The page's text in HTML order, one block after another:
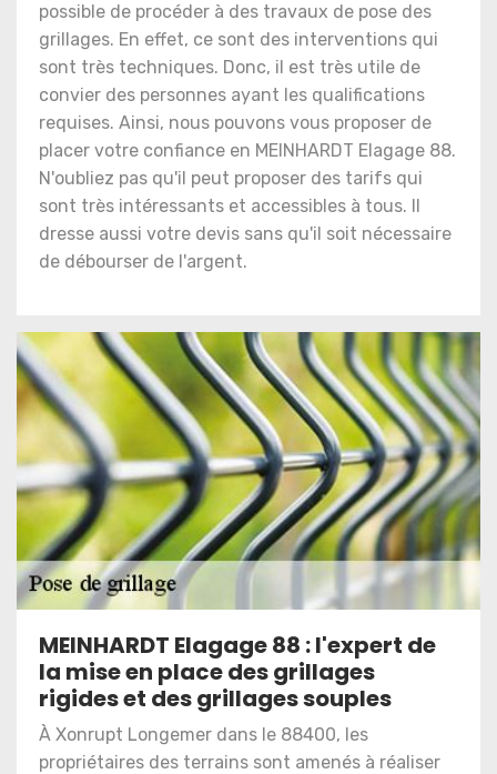
possible de procéder à des travaux de pose des
grillages. En effet, ce sont des interventions qui
sont très techniques. Donc, il est très utile de
convier des personnes ayant les qualifications
requises. Ainsi, nous pouvons vous proposer de
placer votre confiance en MEINHARDT Elagage 88.
N'oubliez pas qu'il peut proposer des tarifs qui
sont très intéressants et accessibles à tous. Il
dresse aussi votre devis sans qu'il soit nécessaire
de débourser de l'argent.
MEINHARDT Elagage 88 : l'expert de
la mise en place des grillages
rigides et des grillages souples
À Xonrupt Longemer dans le 88400, les
propriétaires des terrains sont amenés à réaliser